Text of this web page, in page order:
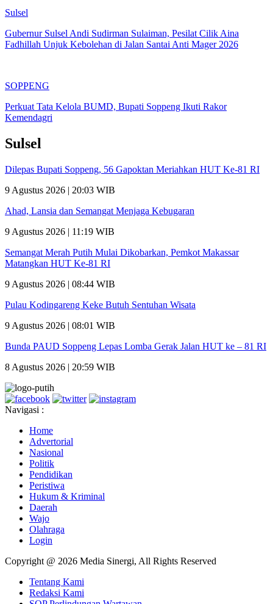
Sulsel
Gubernur Sulsel Andi Sudirman Sulaiman, Pesilat Cilik Aina
Fadhillah Unjuk Kebolehan di Jalan Santai Anti Mager 2026
SOPPENG
Perkuat Tata Kelola BUMD, Bupati Soppeng Ikuti Rakor
Kemendagri
Sulsel
Dilepas Bupati Soppeng, 56 Gapoktan Meriahkan HUT Ke-81 RI
9 Agustus 2026 | 20:03 WIB
Ahad, Lansia dan Semangat Menjaga Kebugaran
9 Agustus 2026 | 11:19 WIB
Semangat Merah Putih Mulai Dikobarkan, Pemkot Makassar
Matangkan HUT Ke-81 RI
9 Agustus 2026 | 08:44 WIB
Pulau Kodingareng Keke Butuh Sentuhan Wisata
9 Agustus 2026 | 08:01 WIB
Bunda PAUD Soppeng Lepas Lomba Gerak Jalan HUT ke – 81 RI
8 Agustus 2026 | 20:59 WIB
Navigasi :
Home
Advertorial
Nasional
Politik
Pendidikan
Peristiwa
Hukum & Kriminal
Daerah
Wajo
Olahraga
Login
Copyright @ 2026 Media Sinergi, All Rights Reserved
Tentang Kami
Redaksi Kami